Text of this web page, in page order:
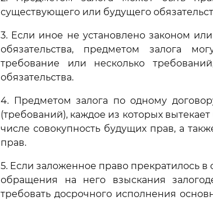
существующего или будущего
3. Если иное не установлено законом
обязательства, предметом залога
требование или несколько
обязательства.
4. Предметом залога по одному
(требований), каждое из которых
числе совокупность будущих прав, а
прав.
5. Если заложенное право прекратилось
обращения на него взыскания
требовать досрочного исполнения